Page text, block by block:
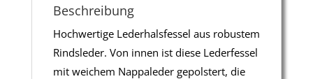
Beschreibung
Hochwertige Lederhalsfessel aus robustem
Rindsleder. Von innen ist diese Lederfessel
mit weichem Nappaleder gepolstert, die